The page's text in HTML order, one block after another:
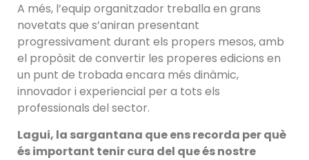
A més, l’equip organitzador treballa en grans
novetats que s’aniran presentant
progressivament durant els propers mesos, amb
el propòsit de convertir les properes edicions en
un punt de trobada encara més dinàmic,
innovador i experiencial per a tots els
professionals del sector.
Lagui, la sargantana que ens recorda per què
és important tenir cura del que és nostre